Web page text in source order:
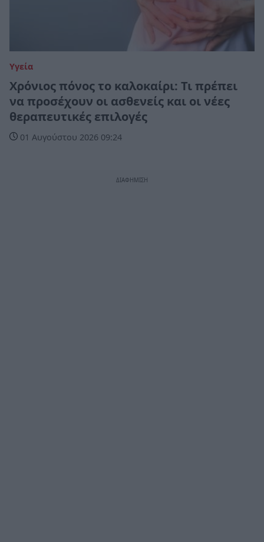
Υγεία
Χρόνιος πόνος το καλοκαίρι: Τι πρέπει
να προσέχουν οι ασθενείς και οι νέες
θεραπευτικές επιλογές
01 Αυγούστου 2026 09:24